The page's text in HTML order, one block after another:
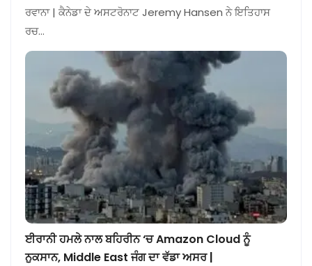
ਰਵਾਨਾ | ਕੈਨੇਡਾ ਦੇ ਅਸਟਰੋਨਾਟ Jeremy Hansen ਨੇ ਇਤਿਹਾਸ
ਰਚ…
ਈਰਾਨੀ ਹਮਲੇ ਨਾਲ ਬਹਿਰੀਨ ‘ਚ Amazon Cloud ਨੂੰ
ਨੁਕਸਾਨ, Middle East ਜੰਗ ਦਾ ਵੱਡਾ ਅਸਰ |